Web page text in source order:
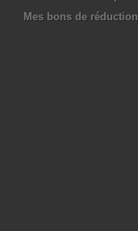
Mes bons de réduction